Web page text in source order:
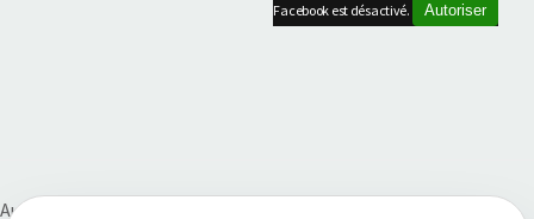
Facebook est désactivé.
Autoriser
Autres actualités